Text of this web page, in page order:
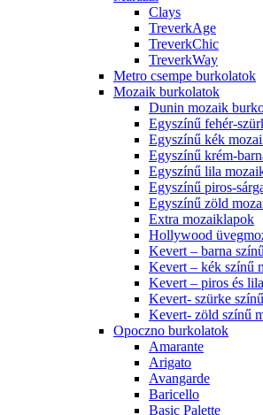
Clays
TreverkAge
TreverkChic
TreverkWay
Metro csempe burkolatok
Mozaik burkolatok
Dunin mozaik
Egyszínű fehér-
Egyszínű kék
Egyszínű krém-
Egyszínű lila
Egyszínű piros-
Egyszínű zöld
Extra mozaiklapok
Hollywood
Kevert – barna
Kevert – kék színű
Kevert – piros és
Kevert- szürke
Kevert- zöld színű
Opoczno burkolatok
Amarante
Arigato
Avangarde
Baricello
Basic Palette